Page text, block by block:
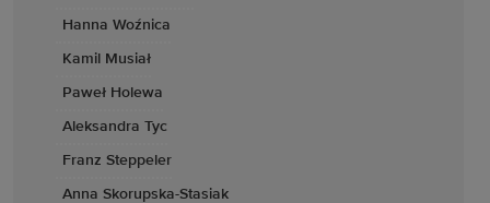
Hanna Woźnica
Kamil Musiał
Paweł Holewa
Aleksandra Tyc
Franz Steppeler
Anna Skorupska-Stasiak